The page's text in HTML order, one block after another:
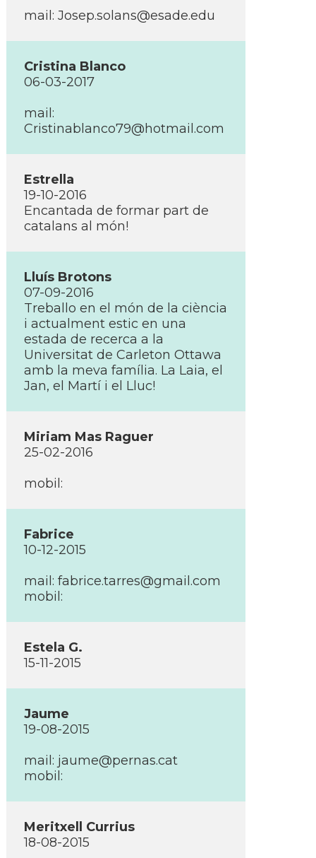
mail: Josep.solans@esade.edu
Cristina Blanco
06-03-2017
mail:
Cristinablanco79@hotmail.com
Estrella
19-10-2016
Encantada de formar part de
catalans al món!
Lluí­s Brotons
07-09-2016
Treballo en el món de la ciència
i actualment estic en una
estada de recerca a la
Universitat de Carleton Ottawa
amb la meva famí­lia. La Laia, el
Jan, el Martí­ i el Lluc!
Miriam Mas Raguer
25-02-2016
mobil:
Fabrice
10-12-2015
mail: fabrice.tarres@gmail.com
mobil:
Estela G.
15-11-2015
Jaume
19-08-2015
mail: jaume@pernas.cat
mobil:
Meritxell Currius
18-08-2015